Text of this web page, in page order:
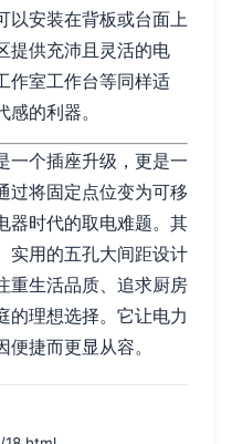
以安装在背板或台面上
提供充沛且灵活的电
作室工作台等同样适
的利器。
一个插座升级，更是一
过将固定点位变为可移
器时代的取电难题。其
实用的五孔大间距设计
重生活品质、追求厨房
的理想选择。它让电力
捷而更显从容。